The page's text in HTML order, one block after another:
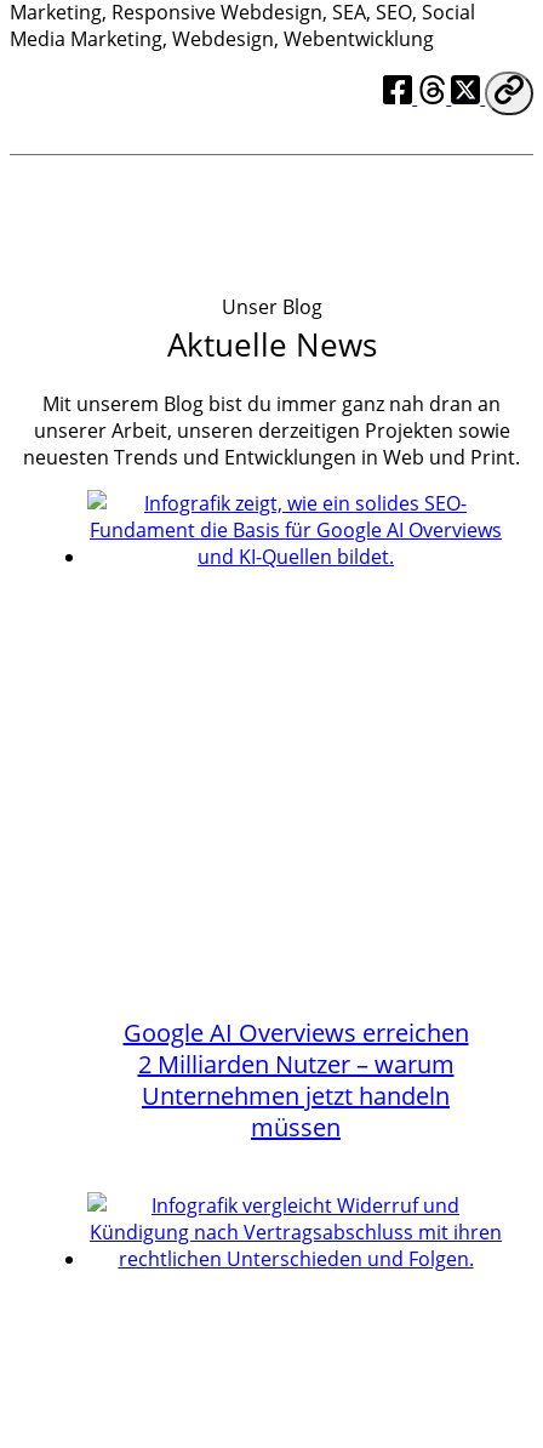
Marketing, Responsive Webdesign, SEA, SEO, Social
Media Marketing, Webdesign, Webentwicklung
Unser Blog
Aktuelle News
Mit unserem Blog bist du immer ganz nah dran an
unserer Arbeit, unseren derzeitigen Projekten sowie
neuesten Trends und Entwicklungen in Web und Print.
Google AI Overviews erreichen
2 Milliarden Nutzer – warum
Unternehmen jetzt handeln
müssen